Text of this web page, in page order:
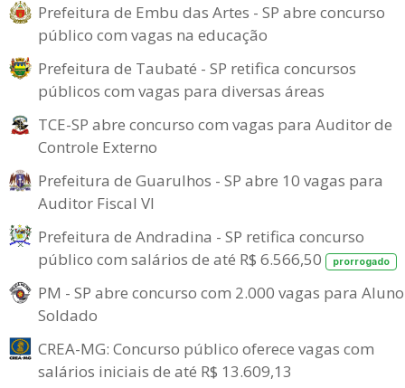
Prefeitura de Embu das Artes - SP abre concurso
público com vagas na educação
Prefeitura de Taubaté - SP retifica concursos
públicos com vagas para diversas áreas
TCE-SP abre concurso com vagas para Auditor de
Controle Externo
Prefeitura de Guarulhos - SP abre 10 vagas para
Auditor Fiscal VI
Prefeitura de Andradina - SP retifica concurso
público com salários de até R$ 6.566,50
prorrogado
PM - SP abre concurso com 2.000 vagas para
Soldado
CREA-MG: Concurso público oferece vagas com
salários iniciais de até R$ 13.609,13